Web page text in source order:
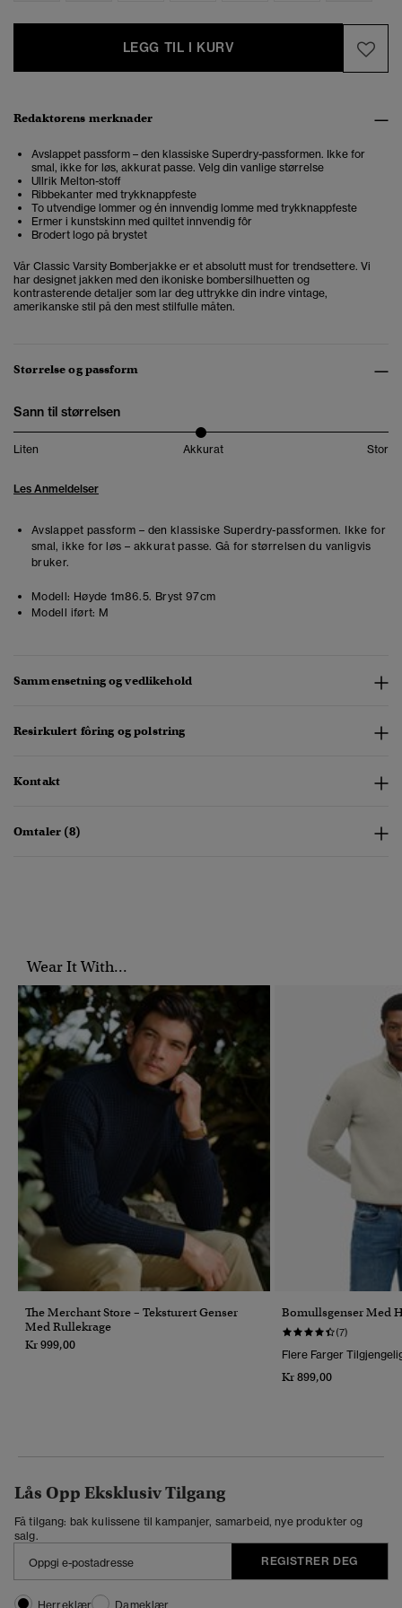
LEGG TIL I KURV
Redaktørens merknader
Avslappet passform – den klassiske Superdry-passformen. Ikke for
smal, ikke for løs, akkurat passe. Velg din vanlige størrelse
Ullrik Melton-stoff
Ribbekanter med trykknappfeste
To utvendige lommer og én innvendig lomme med trykknappfeste
Ermer i kunstskinn med quiltet innvendig fôr
Brodert logo på brystet
Vår Classic Varsity Bomberjakke er et absolutt must for trendsettere. Vi
har designet jakken med den ikoniske bombersilhuetten og
kontrasterende detaljer som lar deg uttrykke din indre vintage,
amerikanske stil på den mest stilfulle måten.
Størrelse og passform
Sann til størrelsen
Liten Akkurat Stor
Les Anmeldelser
Avslappet passform – den klassiske Superdry-passformen. Ikke for
smal, ikke for løs – akkurat passe. Gå for størrelsen du vanligvis
bruker.
Modell: Høyde 1m86.5. Bryst 97cm
Modell iført: M
Sammensetning og vedlikehold
Resirkulert fôring og polstring
Kontakt
Omtaler (8)
Wear It With...
The Merchant Store – Teksturert Genser
Med Rullekrage
Kr 999,00
Bomullsgenser Med
(7)
Flere Farger
Kr 899,00
Lås Opp Eksklusiv Tilgang
Få tilgang: bak kulissene til kampanjer, samarbeid, nye produkter og
salg.
REGISTRER DEG
Herreklær Dameklær